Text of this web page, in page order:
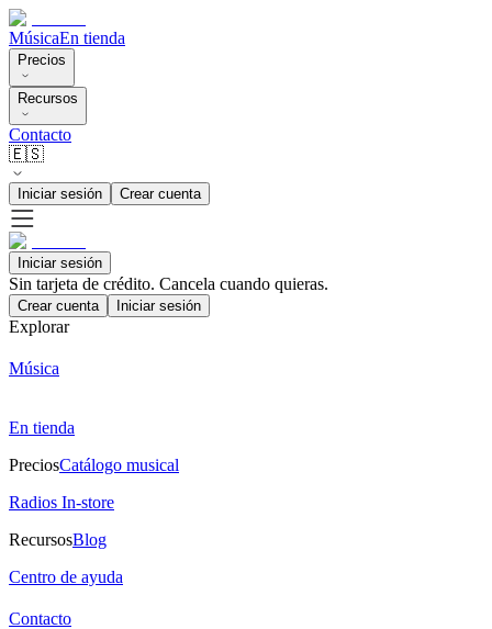
MúsicaEn tienda
Precios
Recursos
Contacto
🇪🇸
Iniciar sesión Crear cuenta
Iniciar sesión
Sin tarjeta de crédito. Cancela cuando quieras.
Crear cuenta Iniciar sesión
Explorar
Música
En tienda
PreciosCatálogo musical
Radios In-store
RecursosBlog
Centro de ayuda
Contacto